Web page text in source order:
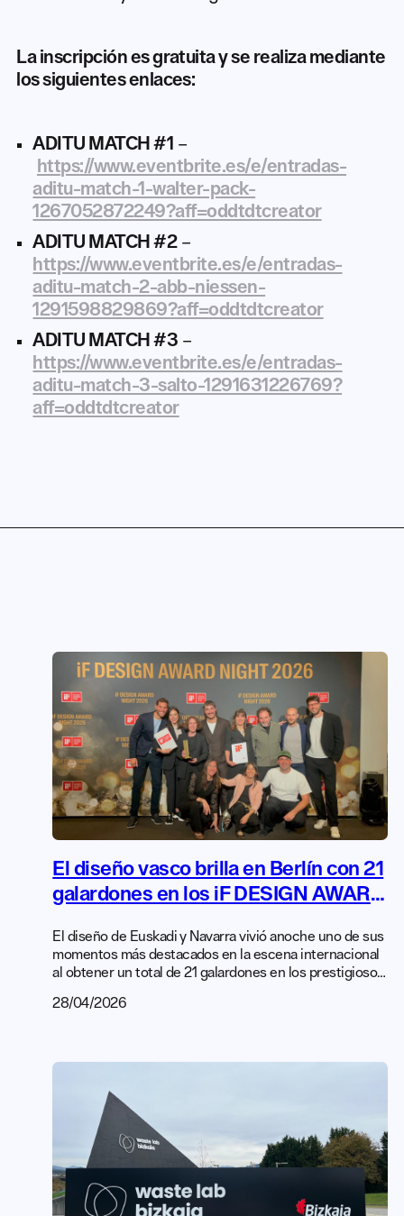
La inscripción es gratuita y se realiza mediante
los siguientes enlaces:
ADITU MATCH #1 –
https://www.eventbrite.es/e/entradas-
aditu-match-1-walter-pack-
1267052872249?aff=oddtdtcreator
ADITU MATCH #2–
https://www.eventbrite.es/e/entradas-
aditu-match-2-abb-niessen-
1291598829869?aff=oddtdtcreator
ADITU MATCH #3 –
https://www.eventbrite.es/e/entradas-
aditu-match-3-salto-1291631226769?
aff=oddtdtcreator
El diseño vasco brilla en Berlín con 21
galardones en los iF DESIGN AWARD
El diseño de Euskadi y Navarra vivió anoche uno de sus
momentos más destacados en la escena internacional
al obtener un total de 21 galardones en los prestigiosos
27 de abril en el emblemático Friedrichstadt-Palast de
28/04/2026